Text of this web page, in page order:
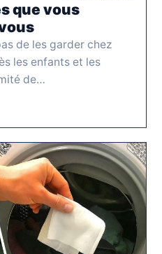
que vous
de les garder chez
les enfants et les
de…